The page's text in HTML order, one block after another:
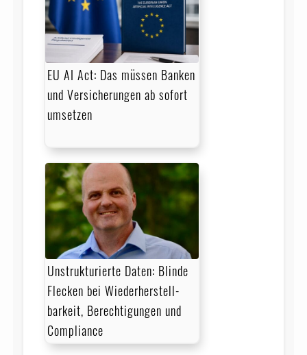
EU AI Act: Das müssen Banken
und Versicherungen ab sofort
umsetzen
Unstrukturierte Daten: Blinde
Flecken bei Wieder­herstell­
barkeit, Berechtigungen und
Compliance